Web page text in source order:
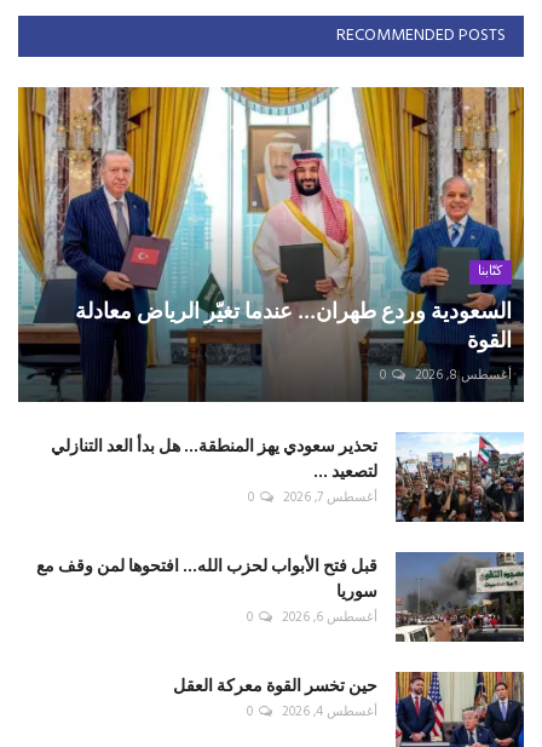
RECOMMENDED POSTS
كتّابنا
السعودية وردع طهران... عندما تغيّر الرياض معادلة
القوة
أغسطس 8, 2026 0
تحذير سعودي يهز المنطقة... هل بدأ العد التنازلي
لتصعيد ...
أغسطس 7, 2026 0
قبل فتح الأبواب لحزب الله... افتحوها لمن وقف مع
سوريا
أغسطس 6, 2026 0
حين تخسر القوة معركة العقل
أغسطس 4, 2026 0